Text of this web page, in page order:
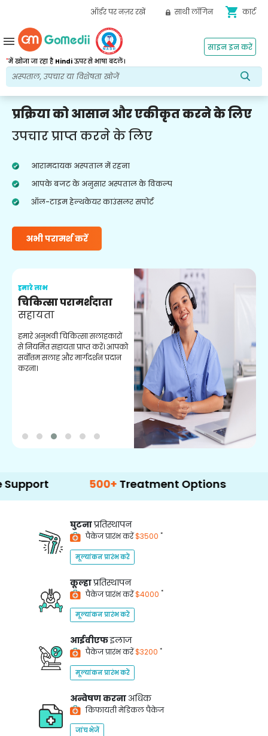
ऑर्डर पर नज़र रखें साथी लॉगिन shopping_cart कार्ट
*में खोजा जा रहा है Hindiऊपर से भाषा बदलें।
साइन इन करें
menu
प्रक्रिया को आसान और एकीकृत करने के लिए
उपचार प्राप्त करने के लिए
आरामदायक अस्पताल में रहना
आपके बजट के अनुसार अस्पताल के विकल्प
ऑल-टाइम हेल्थकेयर काउंसलर सपोर्ट
अभी परामर्श करें
हमारे लाभ
चिकित्सा परामर्शदाता
सहायता
हमारे अनुभवी चिकित्सा सलाहकारों
से नियमित सहायता प्राप्त करें। आपको
सर्वोत्तम सलाह और मार्गदर्शन प्रदान
करना।
500+ Treatment Options
घुटनाप्रतिस्थापन
पैकेज प्रारंभ करें$3500 *
मूल्यांकन प्रारंभ करें
कूल्हाप्रतिस्थापन
पैकेज प्रारंभ करें$4000 *
मूल्यांकन प्रारंभ करें
आईवीएफइलाज
पैकेज प्रारंभ करें$3200 *
मूल्यांकन प्रारंभ करें
अन्वेषण करना अधिक
किफायती मेडिकल पैकेज
जांच भेजें